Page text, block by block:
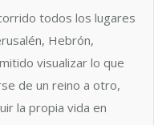
todos los lugares
Hebrón,
visualizar lo que
de un reino a otro,
la propia vida en